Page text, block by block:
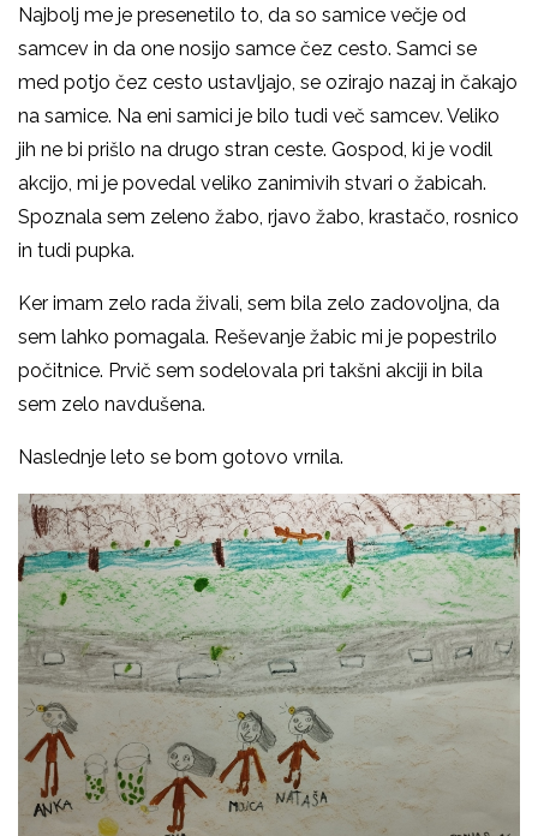
Najbolj me je presenetilo to, da so samice večje od
samcev in da one nosijo samce čez cesto. Samci se
med potjo čez cesto ustavljajo, se ozirajo nazaj in čakajo
na samice. Na eni samici je bilo tudi več samcev. Veliko
jih ne bi prišlo na drugo stran ceste. Gospod, ki je vodil
akcijo, mi je povedal veliko zanimivih stvari o žabicah.
Spoznala sem zeleno žabo, rjavo žabo, krastačo, rosnico
in tudi pupka.
Ker imam zelo rada živali, sem bila zelo zadovoljna, da
sem lahko pomagala. Reševanje žabic mi je popestrilo
počitnice. Prvič sem sodelovala pri takšni akciji in bila
sem zelo navdušena.
Naslednje leto se bom gotovo vrnila.